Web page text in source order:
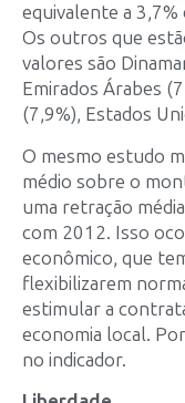
equivalente a
Os outros que
valores são
Emirados Árabes
(7,9%), Estados
O mesmo estudo
médio sobre o
uma retração
com 2012. Isso
econômico, que
flexibilizarem
estimular a
economia local.
no indicador.